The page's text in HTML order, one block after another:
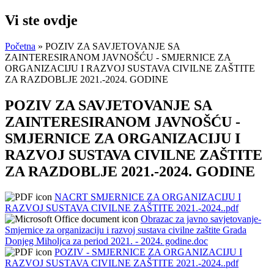
Vi ste ovdje
Početna » POZIV ZA SAVJETOVANJE SA
ZAINTERESIRANOM JAVNOŠĆU - SMJERNICE ZA
ORGANIZACIJU I RAZVOJ SUSTAVA CIVILNE ZAŠTITE
ZA RAZDOBLJE 2021.-2024. GODINE
POZIV ZA SAVJETOVANJE SA
ZAINTERESIRANOM JAVNOŠĆU -
SMJERNICE ZA ORGANIZACIJU I
RAZVOJ SUSTAVA CIVILNE ZAŠTITE
ZA RAZDOBLJE 2021.-2024. GODINE
NACRT SMJERNICE ZA ORGANIZACIJU I
RAZVOJ SUSTAVA CIVILNE ZAŠTITE 2021.-2024..pdf
Obrazac za javno savjetovanje-
Smjernice za organizaciju i razvoj sustava civilne zaštite Grada
Donjeg Miholjca za period 2021. - 2024. godine.doc
POZIV - SMJERNICE ZA ORGANIZACIJU I
RAZVOJ SUSTAVA CIVILNE ZAŠTITE 2021.-2024..pdf